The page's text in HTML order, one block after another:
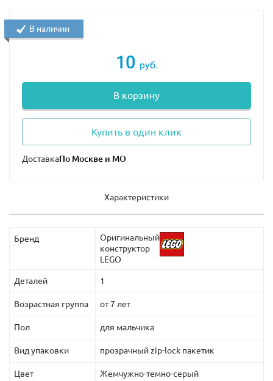
10 руб.
В корзину
Купить в один клик
Доставка
В наличии
Характеристики
Бренд
Оригинальный
конструктор
LEGO
Деталей 1
Возрастная группа от 7 лет
Пол для мальчика
Вид упаковки прозрачный zip-lock пакетик
Цвет Жемчужно-темно-серый